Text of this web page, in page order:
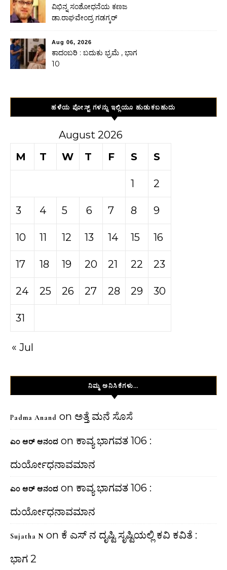
ವಿಭಿನ್ನ ಸಂಶೋಧನೆಯ ಕಣಜ
ಡಾ.ರಾಘವೇಂದ್ರ ಗಡಗ್ಕರ್
Aug 06, 2026
ಕಾದಂಬರಿ : ಬದುಕು ಭ್ರಮೆ , ಭಾಗ
10
ಹಳೆಯ ಪೋಸ್ಟ್ ಗಳನ್ನು ಇಲ್ಲಿಯೂ ಹುಡುಕಬಹುದು
August 2026
M
T W T F S S
1 2
3 4 5 6 7 8 9
10 11 12 13 14 15 16
17 18 19 20 21 22 23
24 25 26 27 28 29 30
31
« Jul
ನಿಮ್ಮ ಅನಿಸಿಕೆಗಳು…
Padma Anand on ಅತ್ತೆ ಮನೆ ಸೊಸೆ
ಎಂ ಆರ್ ಆನಂದ on ಕಾವ್ಯ ಭಾಗವತ 106 :
ದುರ್ಯೋಧನಾವಮಾನ
ಎಂ ಆರ್ ಆನಂದ on ಕಾವ್ಯ ಭಾಗವತ 106 :
ದುರ್ಯೋಧನಾವಮಾನ
Sujatha N on ಕೆ ಎಸ್ ನ ದೃಷ್ಟಿ ಸೃಷ್ಟಿಯಲ್ಲಿ ಕವಿ ಕವಿತೆ :
ಭಾಗ 2